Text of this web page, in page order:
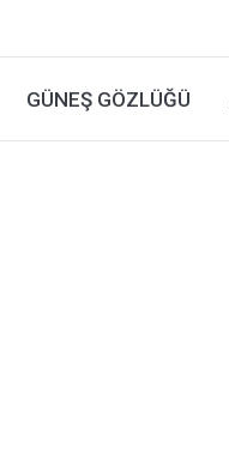
GÜNEŞ GÖZLÜĞÜ